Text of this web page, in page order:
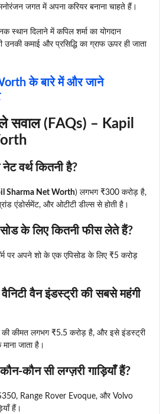
जगत में अपना करियर बनाना चाहते हैं।
स्थान दिलाने में कपिल शर्मा का योगदान
कमाई और प्रसिद्धि का ग्राफ ऊपर ही जाता
के बारे में और जाने
सवाल (FAQs) – Kapil
वर्थ कितनी है?
Sharma Net Worth) लगभग ₹300 करोड़ है,
एंडोर्समेंट, और ओटीटी डील्स से होती है।
के लिए कितनी फीस लेते हैं?
पर अपने शो के एक एपिसोड के लिए ₹5 करोड़
वैन इंडस्ट्री की सबसे महंगी
की कीमत लगभग ₹5.5 करोड़ है, और इसे इंडस्ट्री
जाता है।
कौन सी लग्ज़री गाड़ियाँ हैं?
Range Rover Evoque, और Volvo
हैं।